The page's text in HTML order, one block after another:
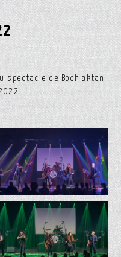
de Bodh’aktan